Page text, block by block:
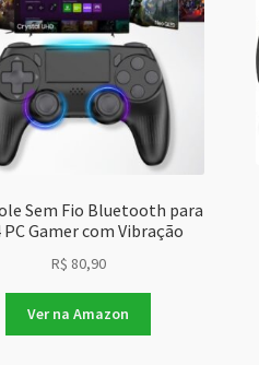
Sem Fio Bluetooth para
PC Gamer com Vibração
R$ 80,90
Ver na Amazon